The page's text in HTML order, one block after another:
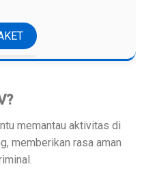
memantau aktivitas di
memberikan rasa aman